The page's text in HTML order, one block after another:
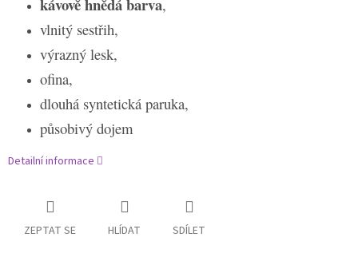
kávově hnědá barva,
vlnitý sestřih,
výrazný lesk,
ofina,
dlouhá syntetická paruka,
působivý dojem
Detailní informace
ZEPTAT SE HLÍDAT SDÍLET